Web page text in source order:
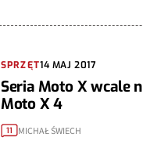
SPRZĘT14 MAJ 2017
Seria Moto X wcale
Moto X 4
11 MICHAŁ ŚWIECH